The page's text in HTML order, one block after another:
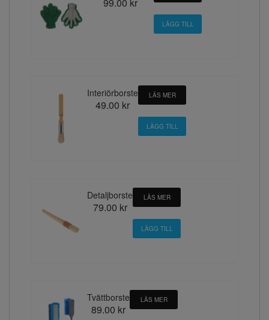
Interiörborste
49.00 kr
LÄS MER
Detaljborste
79.00 kr
LÄS MER
Tvättborste
89.00 kr
LÄS MER